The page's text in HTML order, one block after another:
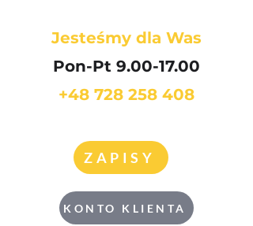
Jesteśmy dla Was
Pon-Pt 9.00-17.00
+48 728 258 408
KONTO KLIENTA
ZAPISY